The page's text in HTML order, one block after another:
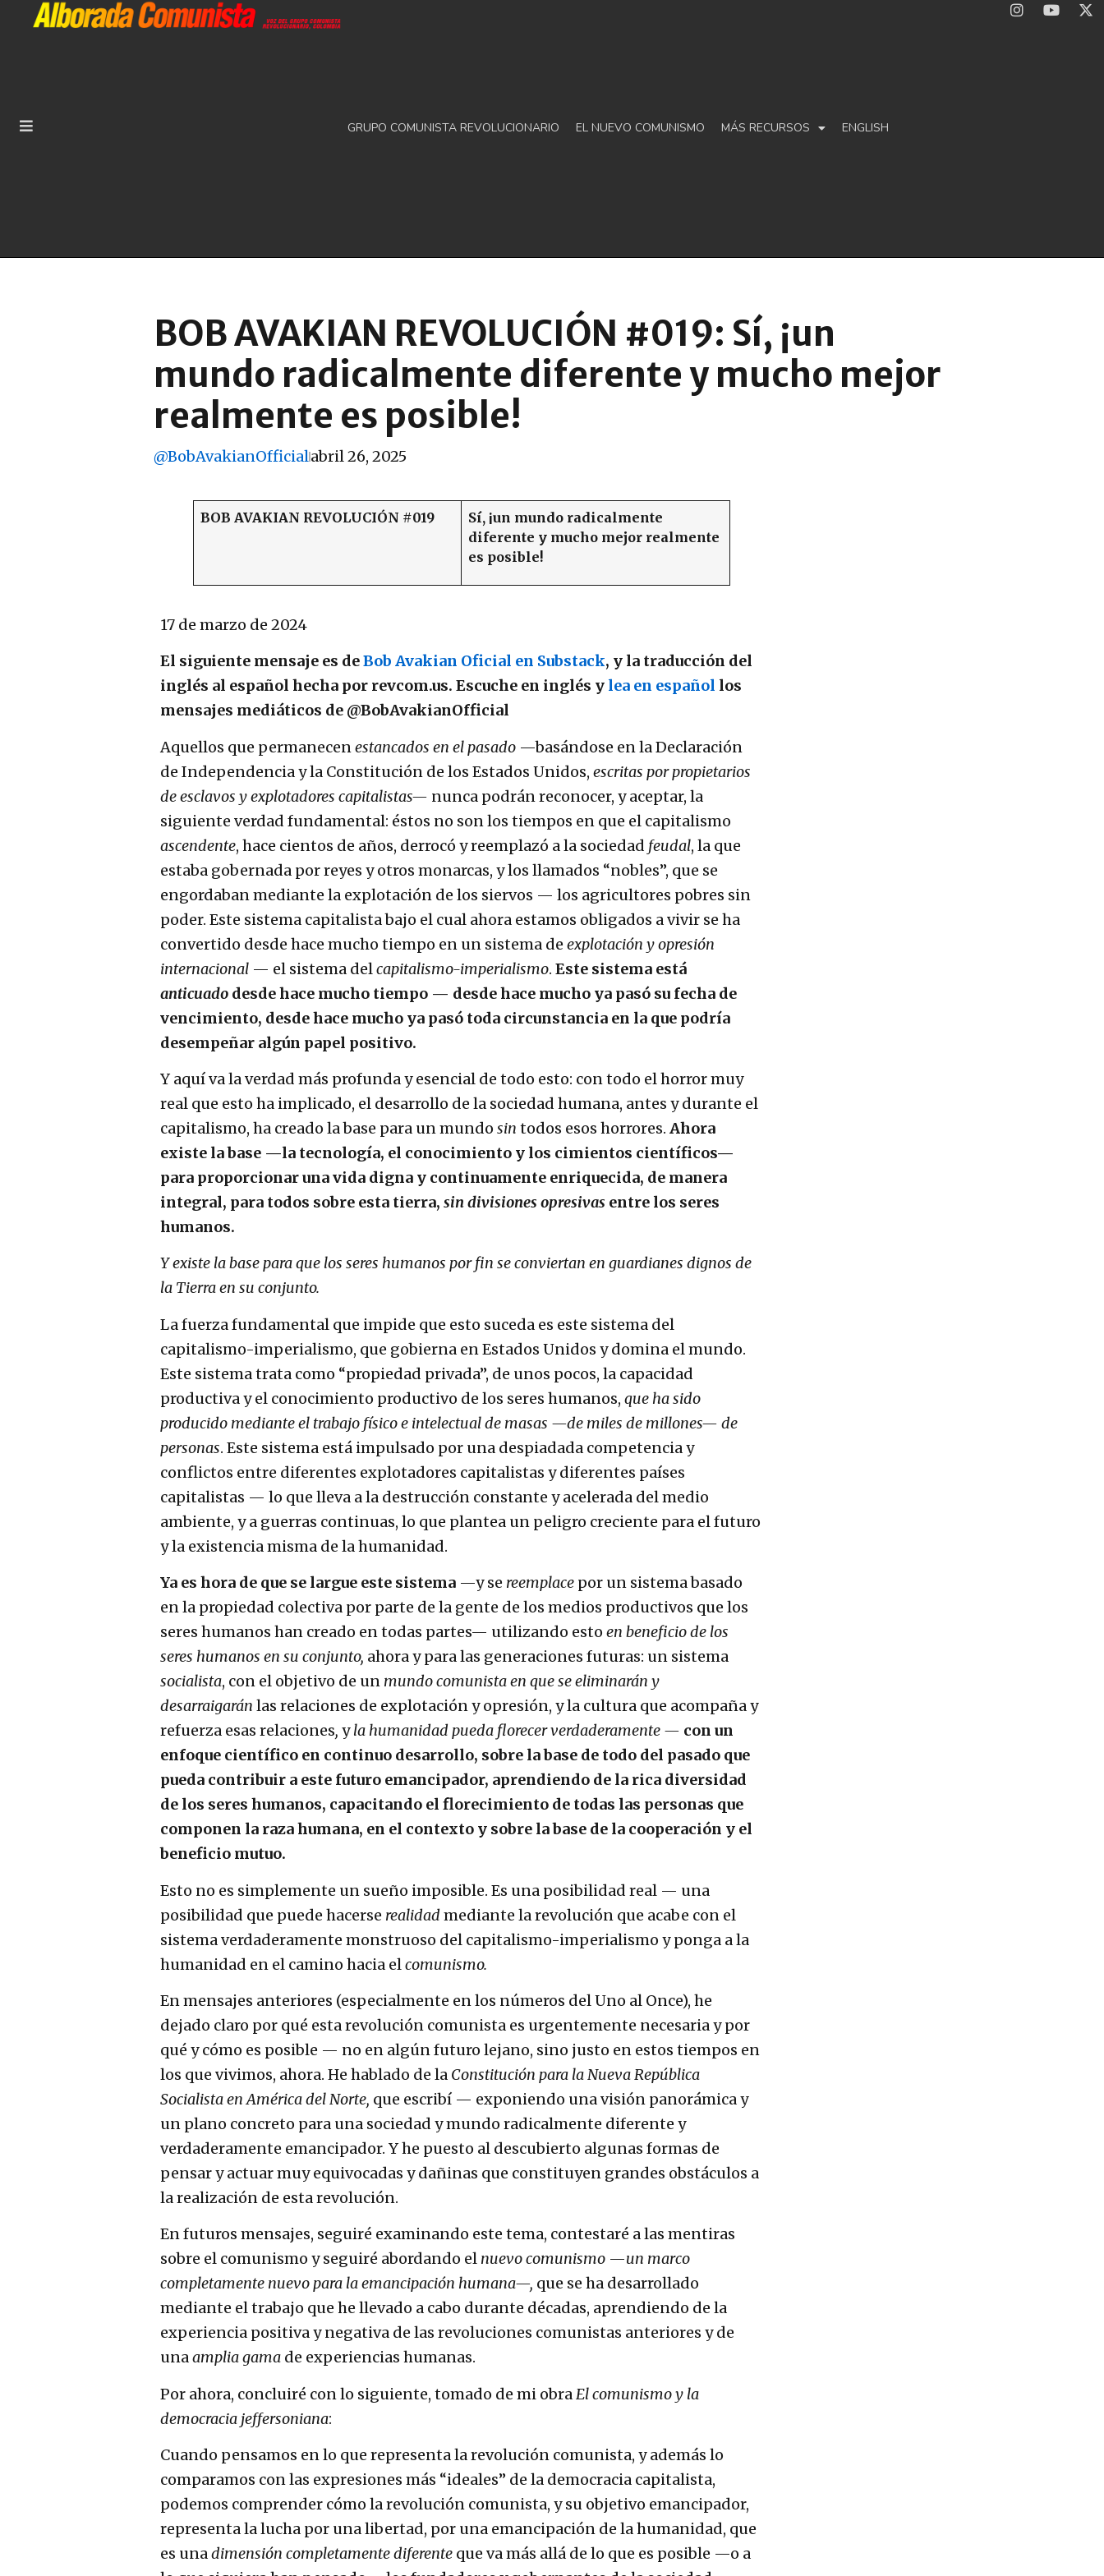
GRUPO COMUNISTA REVOLUCIONARIO EL NUEVO COMUNISMO MÁS RECURSOS ENGLISH
BOB AVAKIAN REVOLUCIÓN #019: Sí, ¡un
mundo radicalmente diferente y mucho mejor
realmente es posible!
@BobAvakianOfficialabril 26, 2025
BOB AVAKIAN REVOLUCIÓN #019
Sí, ¡un mundo radicalmente
diferente y mucho mejor realmente
es posible!
17 de marzo de 2024
El siguiente mensaje es deBob Avakian Oficial en Substack, y la traducción del
inglés al español hecha por revcom.us. Escuche en inglés y lea en español los
mensajes mediáticos de @BobAvakianOfficial
Aquellos que permanecen estancados en el pasado —basándose en la Declaración
de Independencia y la Constitución de los Estados Unidos, escritas por propietarios
de esclavos y explotadores capitalistas— nunca podrán reconocer, y aceptar, la
siguiente verdad fundamental: éstos no son los tiempos en que el capitalismo
ascendente, hace cientos de años, derrocó y reemplazó a la sociedad feudal, la que
estaba gobernada por reyes y otros monarcas, y los llamados “nobles”, que se
engordaban mediante la explotación de los siervos — los agricultores pobres sin
poder. Este sistema capitalista bajo el cual ahora estamos obligados a vivir se ha
convertido desde hace mucho tiempo en un sistema de explotación y opresión
internacional — el sistema del capitalismo-imperialismo. Este sistema está
anticuado desde hace mucho tiempo — desde hace mucho ya pasó su fecha de
vencimiento, desde hace mucho ya pasó toda circunstancia en la que podría
desempeñar algún papel positivo.
Y aquí va la verdad más profunda y esencial de todo esto: con todo el horror muy
real que esto ha implicado, el desarrollo de la sociedad humana, antes y durante el
capitalismo, ha creado la base para un mundo sin todos esos horrores. Ahora
existe la base —la tecnología, el conocimiento y los cimientos científicos—
para proporcionar una vida digna y continuamente enriquecida, de manera
integral, para todos sobre esta tierra, sin divisiones opresivas entre los seres
humanos.
Y existe la base para que los seres humanos por fin se conviertan en guardianes dignos de
la Tierra en su conjunto.
La fuerza fundamental que impide que esto suceda es este sistema del
capitalismo-imperialismo, que gobierna en Estados Unidos y domina el mundo.
Este sistema trata como “propiedad privada”, de unos pocos, la capacidad
productiva y el conocimiento productivo de los seres humanos, que ha sido
producido mediante el trabajo físico e intelectual de masas —de miles de millones— de
personas. Este sistema está impulsado por una despiadada competencia y
conflictos entre diferentes explotadores capitalistas y diferentes países
capitalistas — lo que lleva a la destrucción constante y acelerada del medio
ambiente, y a guerras continuas, lo que plantea un peligro creciente para el futuro
y la existencia misma de la humanidad.
Ya es hora de que se largue este sistema —y se reemplace por un sistema basado
en la propiedad colectiva por parte de la gente de los medios productivos que los
seres humanos han creado en todas partes— utilizando esto en beneficio de los
seres humanos en su conjunto, ahora y para las generaciones futuras: un sistema
socialista, con el objetivo de un mundo comunista en que se eliminarán y
desarraigarán las relaciones de explotación y opresión, y la cultura que acompaña y
refuerza esas relaciones, yla humanidad pueda florecer verdaderamente — con un
enfoque científico en continuo desarrollo, sobre la base de todo del pasado que
pueda contribuir a este futuro emancipador, aprendiendo de la rica diversidad
de los seres humanos, capacitando el florecimiento de todas las personas que
componen la raza humana, en el contexto y sobre la base de la cooperación y el
beneficio mutuo.
Esto no es simplemente un sueño imposible. Es una posibilidad real — una
posibilidad que puede hacerse realidadmediante la revolución que acabe con el
sistema verdaderamente monstruoso del capitalismo-imperialismo y ponga a la
humanidad en el camino hacia el comunismo.
En mensajes anteriores (especialmente en los números del Uno al Once), he
dejado claro por qué esta revolución comunista es urgentemente necesaria y por
qué y cómo es posible — no en algún futuro lejano, sino justo en estos tiempos en
los que vivimos, ahora. He hablado de la Constitución para la Nueva República
Socialista en América del Norte, que escribí — exponiendo una visión panorámica y
un plano concreto para una sociedad y mundo radicalmente diferente y
verdaderamente emancipador. Y he puesto al descubierto algunas formas de
pensar y actuar muy equivocadas y dañinas que constituyen grandes obstáculos a
la realización de esta revolución.
En futuros mensajes, seguiré examinando este tema, contestaré a las mentiras
sobre el comunismo y seguiré abordando el nuevo comunismo —un marco
completamente nuevo para la emancipación humana—, que se ha desarrollado
mediante el trabajo que he llevado a cabo durante décadas, aprendiendo de la
experiencia positiva y negativa de las revoluciones comunistas anteriores y de
unaamplia gama de experiencias humanas.
Por ahora, concluiré con lo siguiente, tomado de mi obraEl comunismo y la
democracia jeffersoniana:
Cuando pensamos en lo que representa la revolución comunista, y además lo
comparamos con las expresiones más “ideales” de la democracia capitalista,
podemos comprender cómo la revolución comunista, y su objetivo emancipador,
representa la lucha por una libertad, por una emancipación de la humanidad, que
es unadimensión completamente diferente que va más allá de lo que es posible —o a